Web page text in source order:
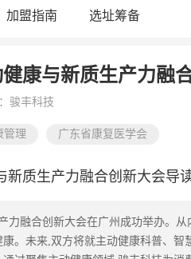
加盟指南 选址筹备
康与新质生产力融
骏丰科技
管理 广东省康复医学会
新质生产力融合创新大会导
力融合创新大会在广州成功举办。
。未来,双方将就主动健康科普、